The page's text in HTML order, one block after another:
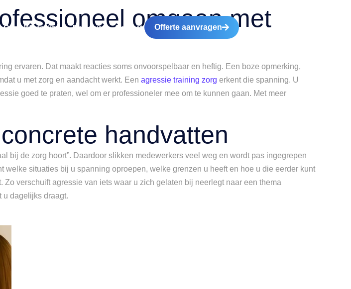
Onze Werkwijze Reviews Contact Offerte aanvragen
omgaan met
ervaren. Dat maakt reacties soms onvoorspelbaar en heftig. Een boze opmerking,
u met zorg en aandacht werkt. Een agressie training zorg erkent die spanning. U
goed te praten, wel om er professioneler mee om te kunnen gaan. Met meer
handvatten
bij de zorg hoort”. Daardoor slikken medewerkers veel weg en wordt pas ingegrepen
situaties bij u spanning oproepen, welke grenzen u heeft en hoe u die eerder kunt
verschuift agressie van iets waar u zich gelaten bij neerlegt naar een thema
u dagelijks draagt.